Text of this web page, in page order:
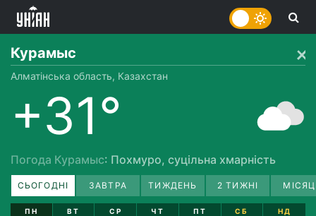
Курамыс
Алматінська область, Казахстан
+31°
Погода Курамыс: Похмуро, суцільна хмарність
СЬОГОДНІ ЗАВТРА ТИЖДЕНЬ 2 ТИЖНІ
ПН
ВТ
СР
ЧТ
ПТ
СБ
НД